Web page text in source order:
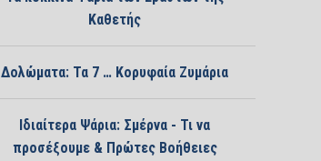
Καθετής
Δολώματα: Τα 7 … Κορυφαία Ζυμάρια
Ιδιαίτερα Ψάρια: Σμέρνα - Τι να
προσέξουμε & Πρώτες Βοήθειες